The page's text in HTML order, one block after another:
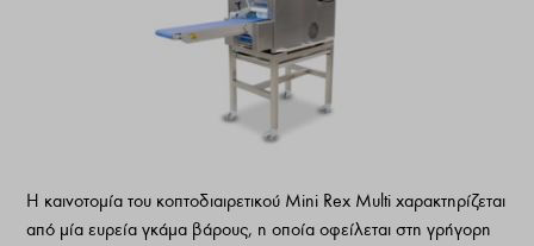
H καινοτομία του κοπτοδιαιρετικού Mini Rex Multi χαρακτηρίζεται
από μία ευρεία γκάμα βάρους, η οποία οφείλεται στη γρήγορη